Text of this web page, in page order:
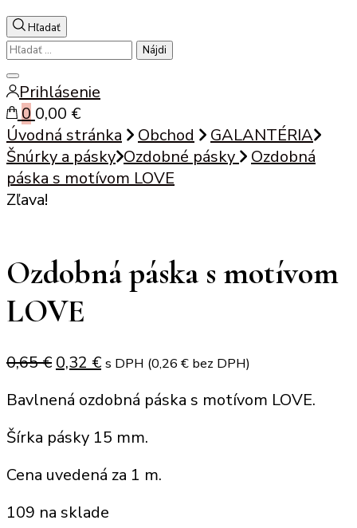
Hľadať
Hľadať:
Zatvoriť
vyhľadávanie
Prihlásenie
0 0,00 €
Úvodná stránka
Obchod
GALANTÉRIA
Šnúrky a pásky Ozdobné pásky
Ozdobná
páska s motívom LOVE
Zľava!
Ozdobná páska s motívom
LOVE
0,65€ Original
was:
0,65 €.
0,32 €Current
is:
0,32 €.
s DPH (0,26 € bez DPH)
Bavlnená ozdobná páska s motívom LOVE.
Šírka pásky 15 mm.
Cena uvedená za 1 m.
109 na sklade